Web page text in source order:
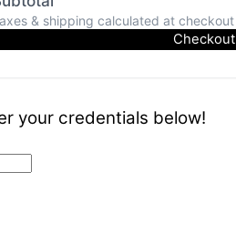
& shipping calculated at checkout
Checkout
your credentials below!